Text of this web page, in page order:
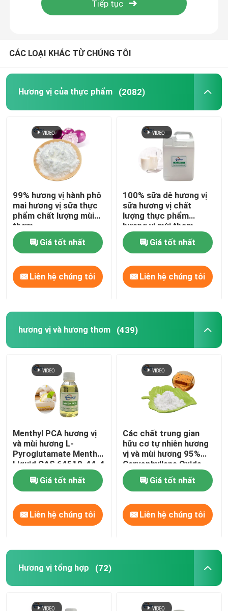
CÁC LOẠI KHÁC TỪ CHÚNG TÔI
Hương vị của thực phẩm (2082)
99% hương vị hành phô
mai hương vị sữa thực
phẩm chất lượng mùi
thơm
Giá tốt nhất
Liên hệ chúng tôi
100% sữa dê hương vị
sữa hương vị chất
lượng thực phẩm
hương vị mùi thơm
Giá tốt nhất
Liên hệ chúng tôi
hương vị và hương thơm (439)
Menthyl PCA hương vị
và mùi hương L-
Pyroglutamate Menthol
Liquid CAS 64519-44-4
Giá tốt nhất
Liên hệ chúng tôi
Các chất trung gian
hữu cơ tự nhiên hương
vị và mùi hương 95%
Caryophyllene Oxide
CAS 1139-30-6
Giá tốt nhất
Liên hệ chúng tôi
Hương vị tổng hợp (72)